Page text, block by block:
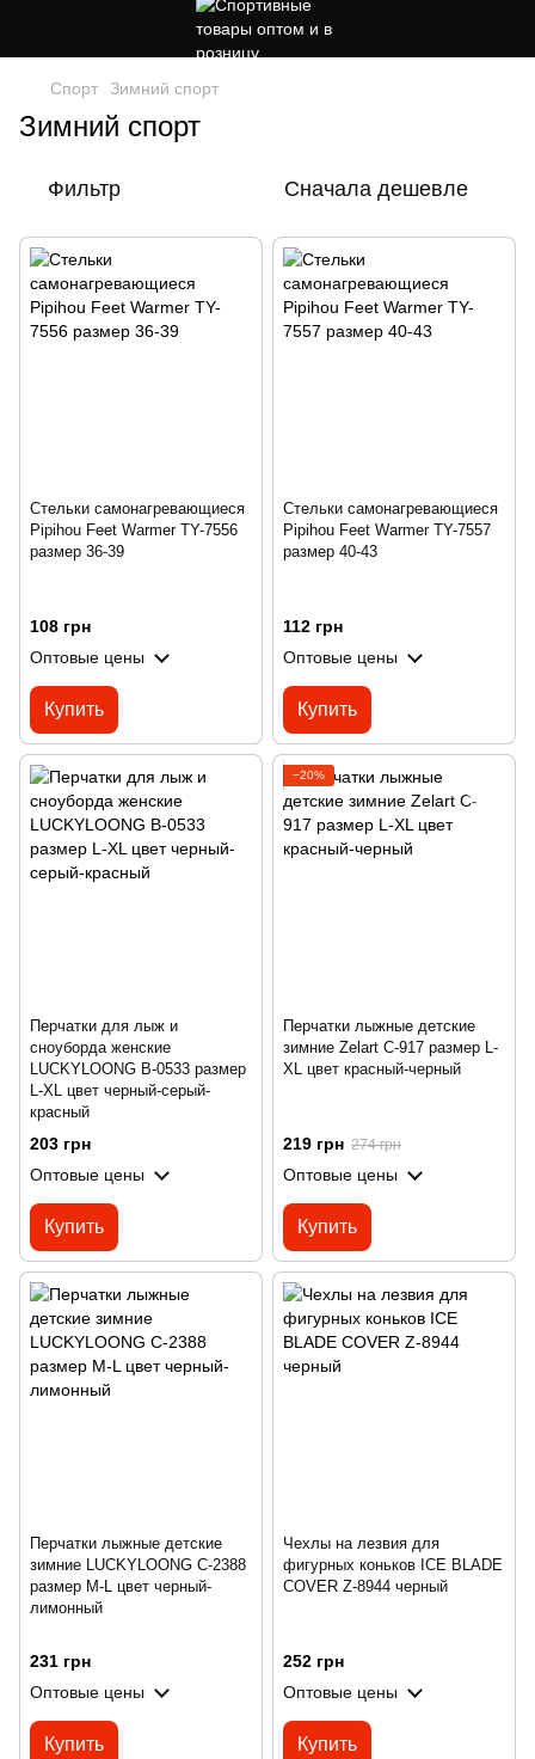
Спорт Зимний спорт
Зимний спорт
Фильтр Сначала дешевле
Стельки самонагревающиеся
Pipihou Feet Warmer TY-7556
размер 36-39
108 грн
Оптовые цены
Купить
Стельки самонагревающиеся
Pipihou Feet Warmer TY-7557
размер 40-43
112 грн
Оптовые цены
Купить
Перчатки для лыж и
сноуборда женские
LUCKYLOONG B-0533 размер
L-XL цвет черный-серый-
красный
203 грн
Оптовые цены
Купить
−20%
Перчатки лыжные детские
зимние Zelart C-917 размер L-
XL цвет красный-черный
219 грн 274 грн
Оптовые цены
Купить
Перчатки лыжные детские
зимние LUCKYLOONG C-2388
размер M-L цвет черный-
лимонный
231 грн
Оптовые цены
Купить
Чехлы на лезвия для
фигурных коньков ICE BLADE
COVER Z-8944 черный
252 грн
Оптовые цены
Купить